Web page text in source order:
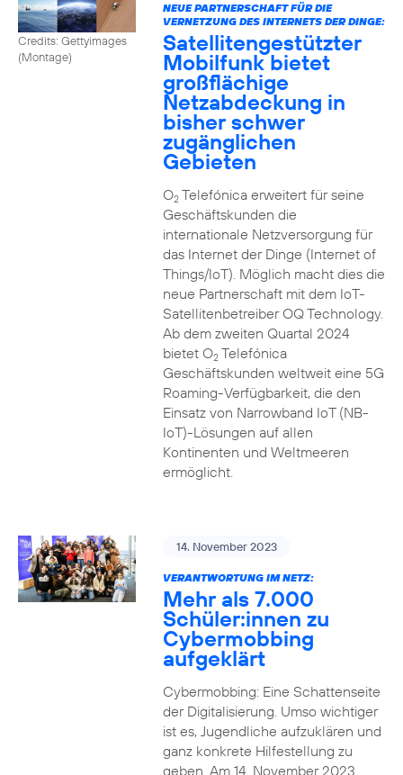
Credits: Gettyimages
(Montage)
NEUE PARTNERSCHAFT FÜR DIE
VERNETZUNG DES INTERNETS DER DINGE:
Satellitengestützter
Mobilfunk bietet
großflächige
Netzabdeckung in
bisher schwer
zugänglichen
Gebieten
O2Telefónica erweitert für seine
Geschäftskunden die
internationale Netzversorgung für
das Internet der Dinge (Internet of
Things/IoT). Möglich macht dies die
neue Partnerschaft mit dem IoT-
Satellitenbetreiber OQ Technology.
Ab dem zweiten Quartal 2024
bietet O2Telefónica
Geschäftskunden weltweit eine 5G
Roaming-Verfügbarkeit, die den
Einsatz von Narrowband IoT (NB-
IoT)-Lösungen auf allen
Kontinenten und Weltmeeren
ermöglicht.
14. November 2023
VERANTWORTUNG IM NETZ:
Mehr als 7.000
Schüler:innen zu
Cybermobbing
aufgeklärt
Cybermobbing: Eine Schattenseite
der Digitalisierung. Umso wichtiger
ist es, Jugendliche aufzuklären und
ganz konkrete Hilfestellung zu
geben. Am 14. November 2023